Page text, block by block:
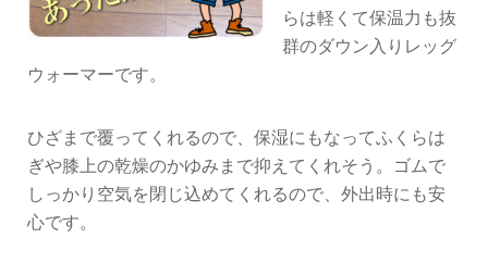
らは軽くて保温力も抜
群のダウン入りレッグ
ウォーマーです。
ひざまで覆ってくれるので、保湿にもなってふくらは
ぎや膝上の乾燥のかゆみまで抑えてくれそう。ゴムで
しっかり空気を閉じ込めてくれるので、外出時にも安
心です。